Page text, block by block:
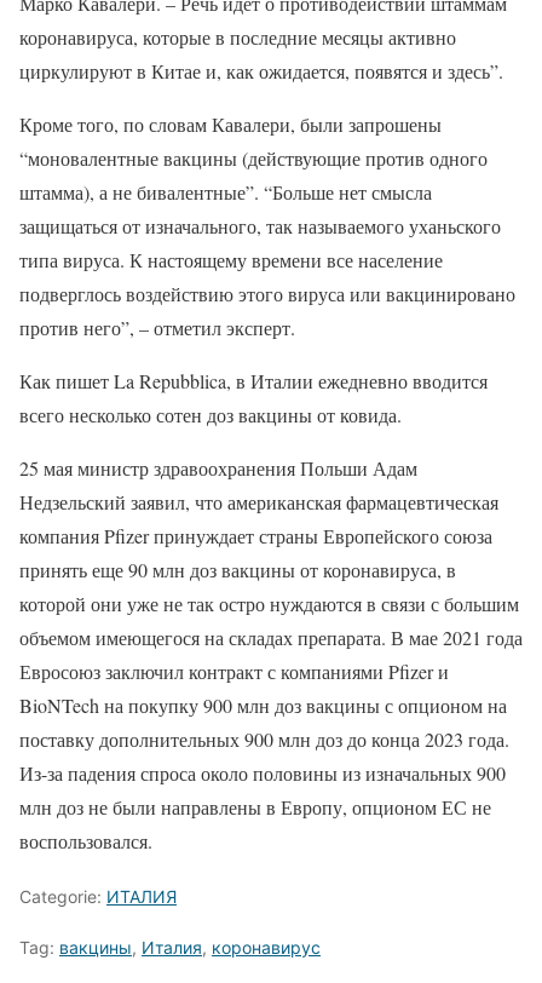
коронавируса, которые в последние месяцы активно
циркулируют в Китае и, как ожидается, появятся и здесь”.
Кроме того, по словам Кавалери, были запрошены
“моновалентные вакцины (действующие против одного
штамма), а не бивалентные”. “Больше нет смысла
защищаться от изначального, так называемого уханьского
типа вируса. К настоящему времени все население
подверглось воздействию этого вируса или вакцинировано
против него”, – отметил эксперт.
Как пишет La Repubblica, в Италии ежедневно вводится
всего несколько сотен доз вакцины от ковида.
25 мая министр здравоохранения Польши Адам
Недзельский заявил, что американская фармацевтическая
компания Pfizer принуждает страны Европейского союза
принять еще 90 млн доз вакцины от коронавируса, в
которой они уже не так остро нуждаются в связи с большим
объемом имеющегося на складах препарата. В мае 2021 года
Евросоюз заключил контракт с компаниями Pfizer и
BioNTech на покупку 900 млн доз вакцины с опционом на
поставку дополнительных 900 млн доз до конца 2023 года.
Из-за падения спроса около половины из изначальных 900
млн доз не были направлены в Европу, опционом ЕС не
воспользовался.
Categorie: ИТАЛИЯ
Tag: вакцины, Италия, коронавирус